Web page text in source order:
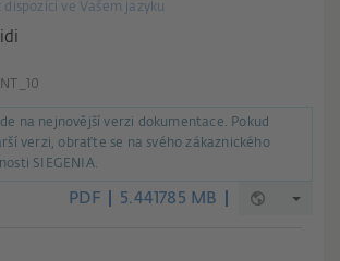
ve Vašem jazyku
na nejnovější verzi dokumentace. Pokud
verzi, obraťte se na svého zákaznického
SIEGENIA.
PDF 5.441785 MB